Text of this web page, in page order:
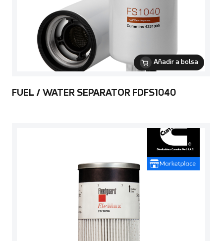
Añadir a bolsa
FUEL / WATER SEPARATOR FDFS1040